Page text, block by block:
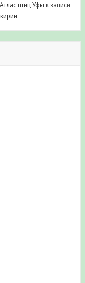
птиц Уфы к записи